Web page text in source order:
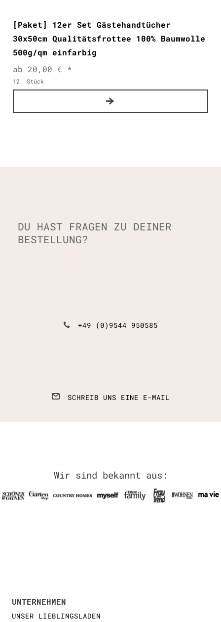
[Paket] 12er Set Gästehandtücher
30x50cm Qualitätsfrottee 100% Baumwolle
500g/qm einfarbig
ab 20,00 € *
12 Stück
DU HAST FRAGEN ZU DEINER
BESTELLUNG?
+49 (0)9544 950585
SCHREIB UNS EINE E-MAIL
Wir sind bekannt aus:
UNTERNEHMEN
UNSER LIEBLINGSLADEN